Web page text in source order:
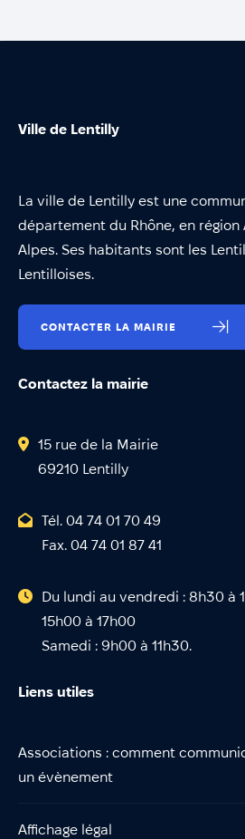
Ville de Lentilly
La ville de Lentilly est une
département du Rhône, en région
Alpes. Ses habitants sont les
Lentilloises.
CONTACTER LA MAIRIE
Contactez la mairie
15 rue de la Mairie
69210 Lentilly
Tél. 04 74 01 70 49
Fax. 04 74 01 87 41
Du lundi au vendredi : 8h30 à
15h00 à 17h00
Samedi : 9h00 à 11h30.
Liens utiles
Associations : comment
un évènement
Affichage légal